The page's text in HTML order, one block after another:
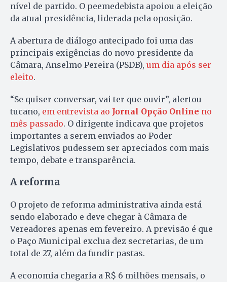
nível de partido. O peemedebista apoiou a eleição
da atual presidência, liderada pela oposição.
A abertura de diálogo antecipado foi uma das
principais exigências do novo presidente da
Câmara, Anselmo Pereira (PSDB), um dia após ser
eleito.
“Se quiser conversar, vai ter que ouvir”, alertou
tucano, em entrevista ao Jornal Opção Online no
mês passado. O dirigente indicava que projetos
importantes a serem enviados ao Poder
Legislativos pudessem ser apreciados com mais
tempo, debate e transparência.
A reforma
O projeto de reforma administrativa ainda está
sendo elaborado e deve chegar à Câmara de
Vereadores apenas em fevereiro. A previsão é que
o Paço Municipal exclua dez secretarias, de um
total de 27, além da fundir pastas.
A economia chegaria a R$ 6 milhões mensais, o